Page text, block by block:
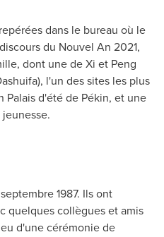
dans le bureau où le
du Nouvel An 2021,
dont une de Xi et Peng
l'un des sites les plus
Palais d'été de Pékin, et une
1987. Ils ont
quelques collègues et amis
d'une cérémonie de